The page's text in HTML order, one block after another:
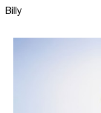
Projet
Billy